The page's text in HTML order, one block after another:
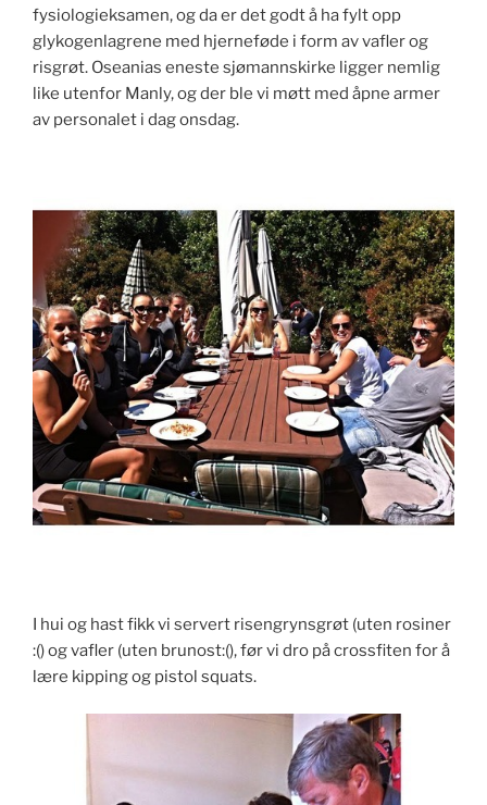
fysiologieksamen, og da er det godt å ha fylt opp
glykogenlagrene med hjerneføde i form av vafler og
risgrøt. Oseanias eneste sjømannskirke ligger nemlig
like utenfor Manly, og der ble vi møtt med åpne armer
av personalet i dag onsdag.
I hui og hast fikk vi servert risengrynsgrøt (uten rosiner
:() og vafler (uten brunost:(), før vi dro på crossfiten for å
lære kipping og pistol squats.